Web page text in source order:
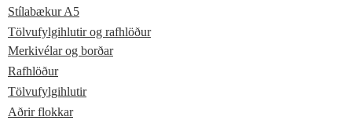
Stílabækur A5
Tölvufylgihlutir og rafhlöður
Merkivélar og borðar
Rafhlöður
Tölvufylgihlutir
Aðrir flokkar